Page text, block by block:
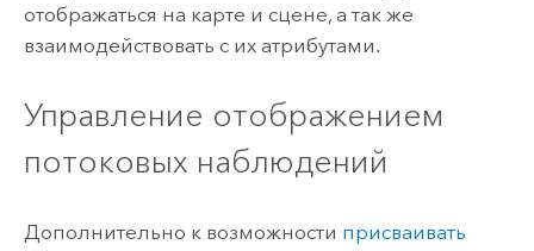
отображаться на карте и сцене, а так же
взаимодействовать с их атрибутами.
Управление отображением
потоковых наблюдений
Дополнительно к возможности присваивать